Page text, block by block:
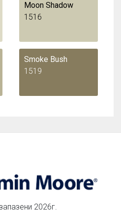
Moon Shadow
1516
Smoke Bush
1519
2026г.